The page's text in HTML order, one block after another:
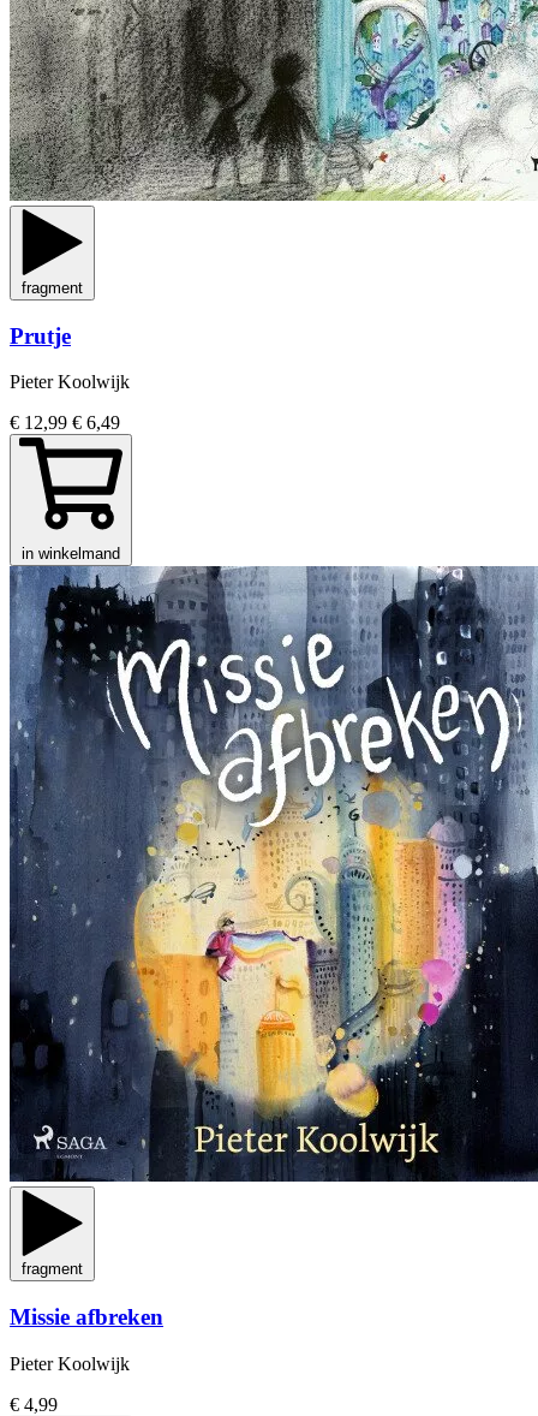
fragment
Prutje
Pieter Koolwijk
€ 12,99 € 6,49
in winkelmand
fragment
Missie afbreken
Pieter Koolwijk
€ 4,99